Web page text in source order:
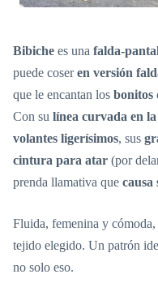
Bibiche es una falda-
puede coseren versión
que le encantan los bonitos
Con su línea curvada en
volantes ligerísimos, sus
cintura para atar (por
prenda llamativa que causa
Fluida, femenina y cómoda,
tejido elegido. Un patrón
no solo eso.